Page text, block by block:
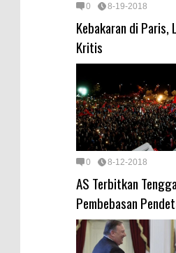
0 8-19-2018
Kebakaran di Paris,
Kritis
0 8-12-2018
AS Terbitkan
Pembebasan